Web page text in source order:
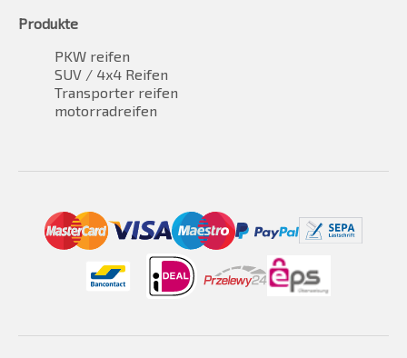
Produkte
PKW reifen
SUV / 4x4 Reifen
Transporter reifen
motorradreifen